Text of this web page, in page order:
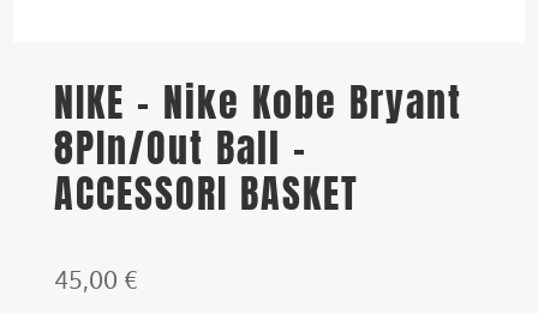
NIKE – Nike Kobe Bryant
8PIn/Out Ball –
ACCESSORI BASKET
45,00 €